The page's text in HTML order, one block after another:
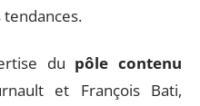
du pôle contenu
et François Bati,